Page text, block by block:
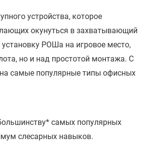
устройства, которое
окунуться в захватывающий
РОШа на игровое место,
но и над простотой монтажа. С
самые популярные типы офисных
самых популярных
слесарных навыков.